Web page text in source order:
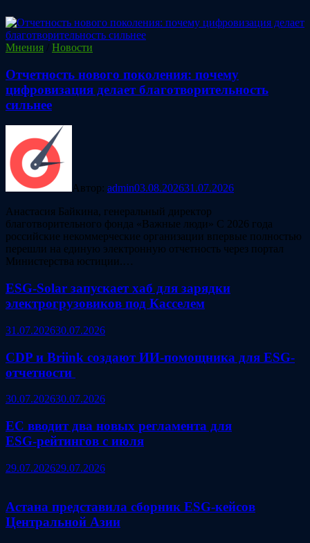
Мнения / Новости
Отчетность нового поколения: почему
цифровизация делает благотворительность
сильнее
Автор: admin03.08.202631.07.2026
Анастасия Байкина, генеральный директор
благотворительного фонда «Важные люди» С 2026 года
российские некоммерческие организации впервые полностью
перешли на единую электронную отчетность через портал
Министерства юстиции.…
ESG‑Solar запускает хаб для зарядки
электрогрузовиков под Касселем
31.07.202630.07.2026
CDP и Briink создают ИИ‑помощника для ESG-
отчетности
30.07.202630.07.2026
ЕС вводит два новых регламента для
ESG‑рейтингов с июля
29.07.202629.07.2026
Астана представила сборник ESG‑кейсов
Центральной Азии